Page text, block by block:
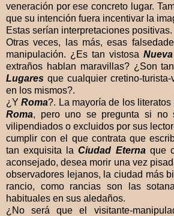
veneración por ese concreto lugar.
que su intención fuera incentivar la
Estas serían interpretaciones positivas.
Otras veces, las más, esas
manipulación. ¿Es tan vistosa
extraños hablan maravillas? ¿Son
Lugares que cualquier cretino-
en los mismos?.
¿YRoma?. La mayoría de los
Roma, pero uno se pregunta si no
vilipendiados o excluidos por sus
cumplir con el que contrata que
tan exquisita laCiudad Eternaque
aconsejado, desea morir una vez
observadores lejanos, la ciudad más
rancio, como rancias son las
habituales en sus aledaños.
¿No será que el visitante-